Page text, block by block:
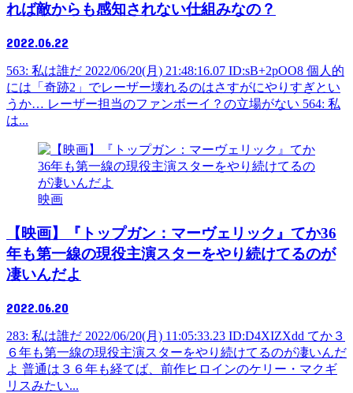
れば敵からも感知されない仕組みなの？
2022.06.22
563: 私は誰だ 2022/06/20(月) 21:48:16.07 ID:sB+2pOO8 個人的
には「奇跡2」でレーザー壊れるのはさすがにやりすぎとい
うか… レーザー担当のファンボーイ？の立場がない 564: 私
は...
映画
【映画】『トップガン：マーヴェリック』てか36
年も第一線の現役主演スターをやり続けてるのが
凄いんだよ
2022.06.20
283: 私は誰だ 2022/06/20(月) 11:05:33.23 ID:D4XIZXdd てか３
６年も第一線の現役主演スターをやり続けてるのが凄いんだ
よ 普通は３６年も経てば、前作ヒロインのケリー・マクギ
リスみたい...